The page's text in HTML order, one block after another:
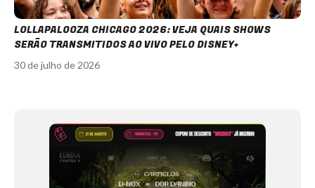
LOLLAPALOOZA CHICAGO 2026: VEJA QUAIS SHOWS
SERÃO TRANSMITIDOS AO VIVO PELO DISNEY+
30 de julho de 2026